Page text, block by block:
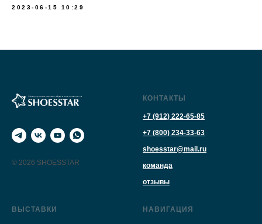
2023-06-15 10:29
© 2026 SHOESSTAR
КОНТАКТЫ
+7 (912) 222-65-85
+7 (800) 234-33-63
shoesstar@mail.ru
команда
отзывы
ВЫСТАВКИ НАВИГАЦИЯ